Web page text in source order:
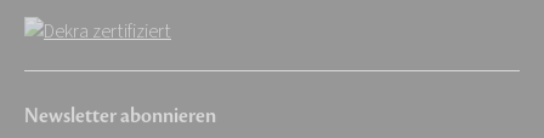
Newsletter abonnieren